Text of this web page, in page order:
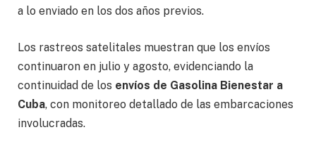
a lo enviado en los dos años previos.
Los rastreos satelitales muestran que los envíos
continuaron en julio y agosto, evidenciando la
continuidad de los envíos de Gasolina Bienestar a
Cuba, con monitoreo detallado de las embarcaciones
involucradas.